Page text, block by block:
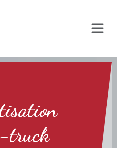
truck